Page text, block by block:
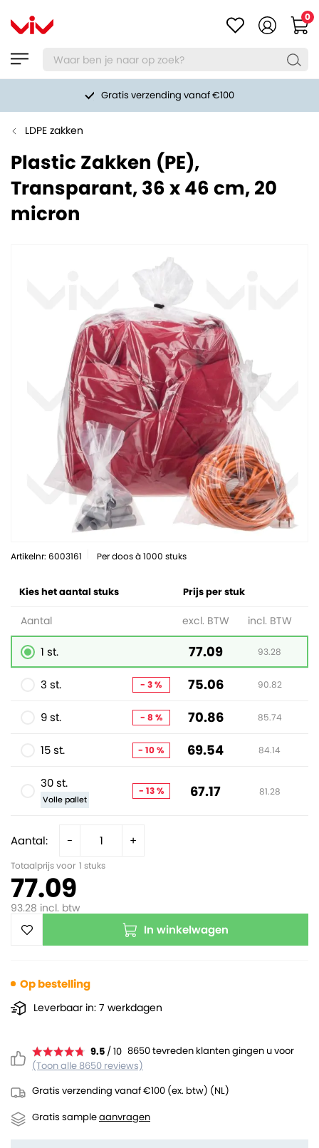
0
Gratis verzending vanaf €100
LDPE zakken
Plastic Zakken (PE),
Transparant, 36 x 46 cm, 20
micron
Artikelnr: 6003161 Per doos à 1000 stuks
Aantal: - +
Totaalprijs voor 1 stuks
77.09
93.28 incl. btw
In winkelwagen
9.5 / 10 8650 tevreden klanten gingen u voor
(Toon alle 8650 reviews)
Gratis verzending vanaf €100 (ex. btw) (NL)
Gratis sampleaanvragen
Kies het aantal stuks Prijs per stuk
Aantal excl. BTW incl. BTW
1 st. 77.09 93.28
3 st. - 3 % 75.06 90.82
9 st. - 8 % 70.86 85.74
15 st. - 10 % 69.54 84.14
30 st.
Volle pallet
- 13 % 67.17 81.28
Op bestelling
Leverbaar in: 7 werkdagen